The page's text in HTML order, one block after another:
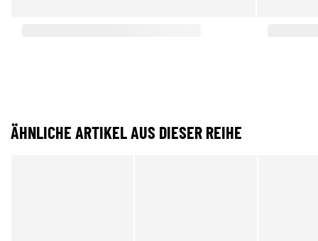
ÄHNLICHE ARTIKEL AUS DIESER REIHE